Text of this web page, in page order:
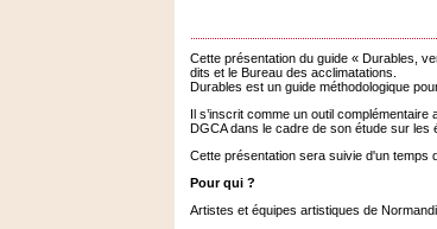
Cette présentation du guide « Durables,
dits et le Bureau des acclimatations.
Durables est un guide méthodologique
Il s’inscrit comme un outil
DGCA dans le cadre de son étude sur
Cette présentation sera suivie d'un temps
Pour qui ?
Artistes et équipes artistiques de